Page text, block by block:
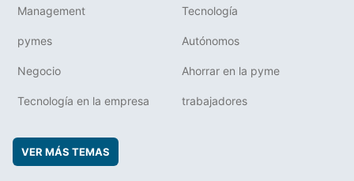
Management Tecnología
pymes Autónomos
Negocio Ahorrar en la pyme
Tecnología en la empresa trabajadores
VER MÁS TEMAS